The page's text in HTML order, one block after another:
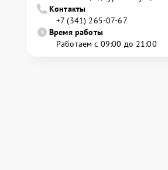
Контакты
+7 (341) 265-07-67
Время работы
Работаем с 09:00 до 21:00